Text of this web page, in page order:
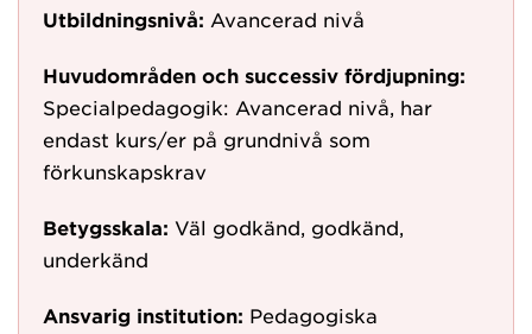
Utbildningsnivå: Avancerad nivå
Huvudområden och successiv fördjupning:
Specialpedagogik: Avancerad nivå, har
endast kurs/er på grundnivå som
förkunskapskrav
Betygsskala: Väl godkänd, godkänd,
underkänd
Ansvarig institution: Pedagogiska